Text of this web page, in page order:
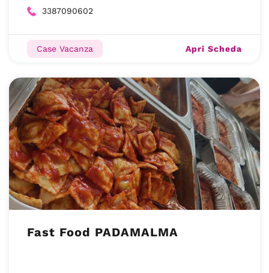
3387090602
Case Vacanza Apri Scheda
Fast Food PADAMALMA